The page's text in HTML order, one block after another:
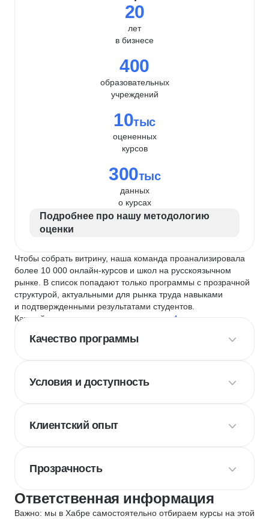
20
лет
в бизнесе
400
образовательных
учреждений
10тыс
оцененных
курсов
300тыс
данных
о курсах
Подробнее про нашу методологию
оценки
Чтобы собрать витрину, наша команда проанализировала
более 10 000 онлайн-курсов и школ на русскоязычном
рынке. В список попадают только программы с прозрачной
структурой, актуальными для рынка труда навыками
и подтвержденными результатами студентов.
Каждый курс и школу мы оцениваем по
4 критериям
Качество программы
Условия и доступность
Клиентский опыт
Прозрачность
Ответственная информация
Важно: мы в Хабре самостоятельно отбираем курсы на этой